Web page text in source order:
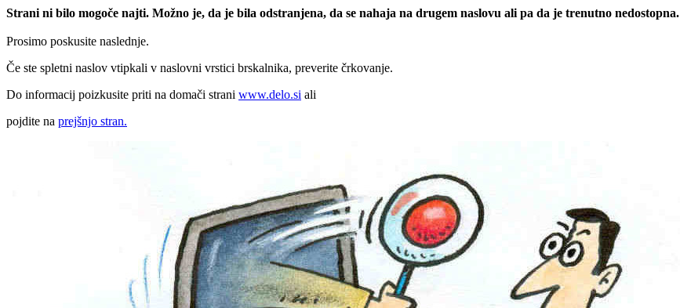
Strani ni bilo mogoče najti. Možno je, da je bila odstranjena, da se nahaja na drugem naslovu ali pa da je trenutno nedostopna.
Prosimo poskusite naslednje.
Če ste spletni naslov vtipkali v naslovni vrstici brskalnika, preverite črkovanje.
Do informacij poizkusite priti na domači strani www.delo.si ali
pojdite na prejšnjo stran.